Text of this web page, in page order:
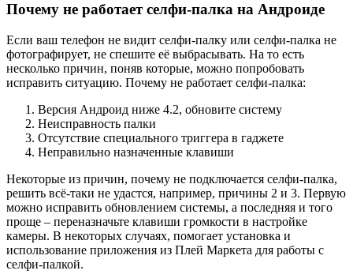
Почему не работает селфи-палка на Андроиде
Если ваш телефон не видит селфи-палку или селфи-палка не
фотографирует, не спешите её выбрасывать. На то есть
несколько причин, поняв которые, можно попробовать
исправить ситуацию. Почему не работает селфи-палка:
Версия Андроид ниже 4.2, обновите систему
Неисправность палки
Отсутствие специального триггера в гаджете
Неправильно назначенные клавиши
Некоторые из причин, почему не подключается селфи-палка,
решить всё-таки не удастся, например, причины 2 и 3. Первую
можно исправить обновлением системы, а последняя и того
проще – переназначьте клавиши громкости в настройке
камеры. В некоторых случаях, помогает установка и
использование приложения из Плей Маркета для работы с
селфи-палкой.